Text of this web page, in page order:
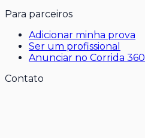
Para parceiros
Adicionar minha prova
Ser um profissional
Anunciar no Corrida 360
Contato